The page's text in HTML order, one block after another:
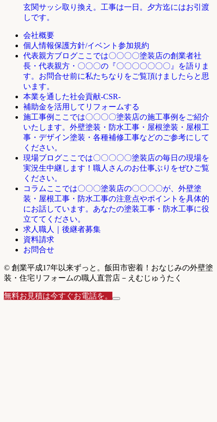
玄関サッシ取り換え。工事は一日。夕方迄にはお引渡
しです。
会社概要
個人情報保護方針/イベント参加規約
代表親方ブログここでは〇〇〇〇塗装店の創業者社
長・代表親方・〇〇〇の『〇〇〇〇〇〇〇』を語りま
す。お問合せ前に私たちなりをご覧頂けましたらと思
います。
本業を通した社会貢献-CSR-
補助金を活用してリフォームする
施工事例 ここでは〇〇〇〇塗装店の施工事例をご紹介
いたします。外壁塗装・防水工事・屋根塗装・屋根工
事・デザイン塗装・各種補修工事などのご参考にして
ください。
現場ブログここでは〇〇〇〇〇塗装店の毎日の現場を
実況生中継します！職人さんのお仕事ぶりをぜひご覧
ください。
コラム ここでは〇〇〇塗装店の〇〇〇〇が、外壁塗
装・屋根工事・防水工事の注意点やポイントを具体的
にお話しています。あなたの塗装工事・防水工事に役
立ててください。
求人職人｜後継者募集
資料請求
お問合せ
© 創業平成17年以来ずっと。飯田市密着！おなじみの外壁塗
装・住宅リフォームの職人直営店－えむじゅうたく
無料お見積は今すぐお電話を。